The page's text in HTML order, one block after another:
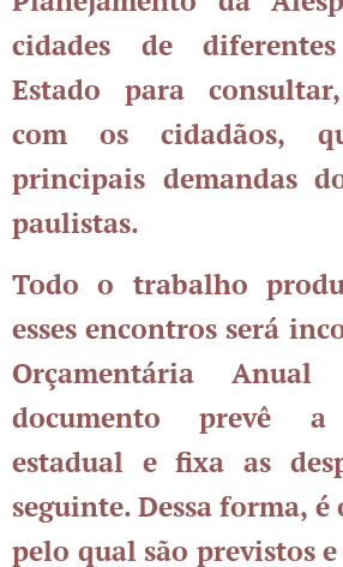
cidades de
Estado para
com os cidadãos,
principais demandas
paulistas.
Todo o trabalho
esses encontros será
Orçamentária Anual
documento prevê a
estadual e fixa as
seguinte. Dessa forma,
pelo qual são previstos